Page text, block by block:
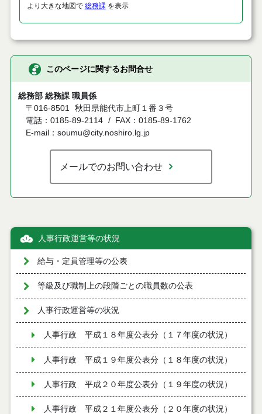
より大きな地図で 総務課を表示
このページに関するお問合せ
総務部 総務課 職員係
〒016-8501
秋田県能代市上町１番３号
電話：0185-89-2114
FAX：0185-89-1762
E-mail：soumu@city.noshiro.lg.jp
メールでのお問い合わせ
人事行政運営等の状況
給与・定員管理等の公表
等級及び職制上の段階ごとの職員数の公表
人事行政運営等の状況
人事行政 平成１８年度公表分（１７年度の状況）
人事行政 平成１９年度公表分（１８年度の状況）
人事行政 平成２０年度公表分（１９年度の状況）
人事行政 平成２１年度公表分（２０年度の状況）